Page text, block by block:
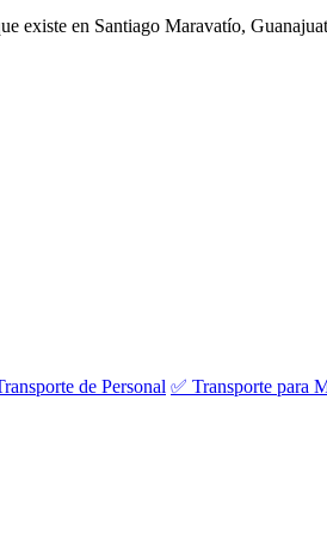
existe en Santiago Maravatío,
de Personal ✅ Transporte para